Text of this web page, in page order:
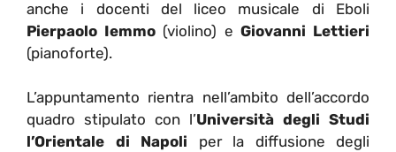
anche i docenti del liceo musicale di Eboli
Pierpaolo Iemmo (violino) e Giovanni Lettieri
(pianoforte).
L’appuntamento rientra nell’ambito dell’accordo
quadro stipulato con l’Università degli Studi
l’Orientale di Napoli per la diffusione degli